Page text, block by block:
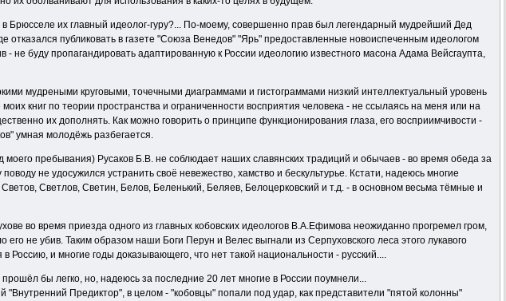
Брюсселе их главный идеолог-гуру?... По-моему, совершенно прав был легендарный мудрейший Дед
публиковать в газете "Союза Венедов" "Ярь" предоставленные новоиспеченным идеологом
буду пропагандировать адаптированную к России идеологию известного масона Адама Вейсгаупта,
мудреными круговыми, точечными диаграммами и гистограммами низкий интеллектуальный уровень
книг по теории пространства и ограниченности восприятия человека - не ссылаясь на меня или на
их дополнять. Как можно говорить о принципе функционирования глаза, его восприимчивости -
умная молодёжь разбегается.
пребывания) Русаков Б.В. не соблюдает наших славянских традиций и обычаев - во время обеда за
не удосужился устранить своё невежество, хамство и бескультурье. Кстати, надеюсь многие
Светлов, Светин, Белов, Беленький, Беляев, Белоцерковский и т.д. - в основном весьма тёмные и
во время приезда одного из главных кобовских идеологов В.А.Ефимова неожиданно прогремел гром,
не убив. Таким образом наши Боги Перун и Велес выгнали из Серпуховского леса этого лукавого
и многие годы доказывающего, что нет такой национальности - русский....
бы легко, но, надеюсь за последние 20 лет многие в России поумнели...
Предиктор", в целом - "кобовцы" попали под удар, как представители "пятой колонны"